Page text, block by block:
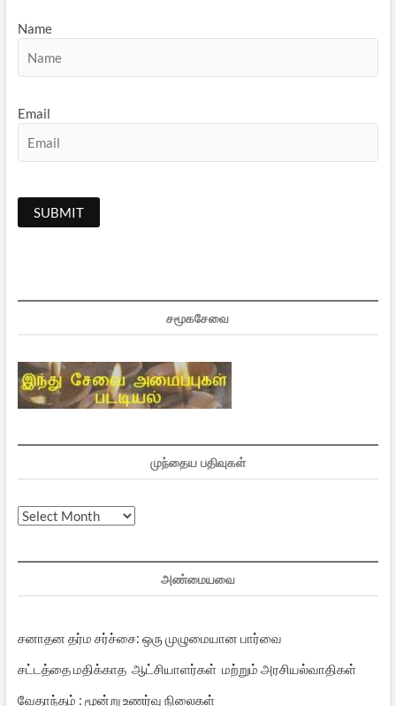
Name
Email
சமூகசேவை
முந்தைய பதிவுகள்
முந்தைய
அண்மையவை
சனாதன தர்ம சர்ச்சை: ஒரு முழுமையான பார்வை
சட்டத்தை மதிக்காத ஆட்சியாளர்கள் மற்றும் அரசியல்வாதிகள்
வேதாந்தம் : மூன்று உணர்வு நிலைகள்